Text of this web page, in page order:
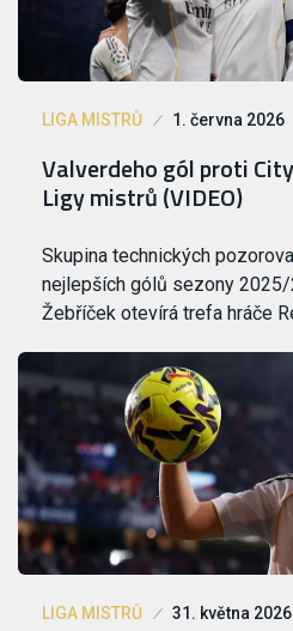
LIGA MISTRŮ 1. června 2026
Valverdeho gól proti
Ligy mistrů (VIDEO)
Skupina technických
nejlepších gólů sezony 2025/
Žebříček otevírá trefa hráče
LIGA MISTRŮ 31. května 2026